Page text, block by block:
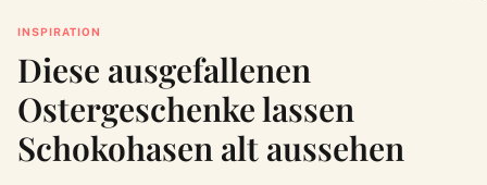
INSPIRATION
Diese ausgefallenen
Ostergeschenke lassen
Schokohasen alt aussehen